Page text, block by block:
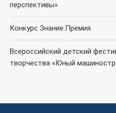
перспективы»
Конкурс Знание.Премия
Всероссийский детский
творчества «Юный